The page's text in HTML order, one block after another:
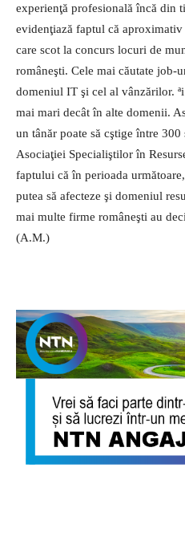
experienţă profesională încă din
evidenţiază faptul că
care scot la concurs locuri de
româneşti. Cele mai căutate job-
domeniul IT şi cel al vânzărilor.
mai mari decât în alte domenii.
un tânăr poate să cştige între
Asociaţiei Specialiştilor în
faptului că în perioada
putea să afecteze şi domeniul
mai multe firme româneşti au
(A.M.)